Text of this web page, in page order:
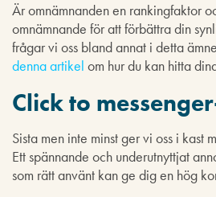
Är omnämnanden en rankingfaktor
omnämnande för att förbättra din
frågar vi oss bland annat i detta
denna artikel om hur du kan hitta
Click to
Sista men inte minst ger vi oss i kast
Ett spännande och underutnyttjat
som rätt använt kan ge dig en hög